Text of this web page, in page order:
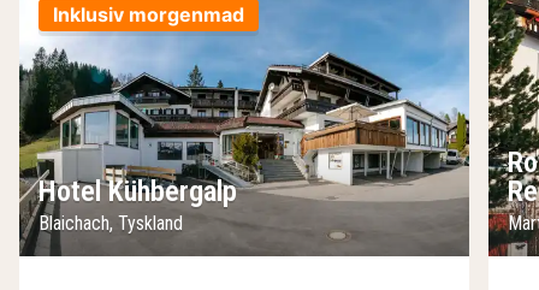
Inklusiv morgenmad
Hotel Kühbergalp
Blaichach, Tyskland